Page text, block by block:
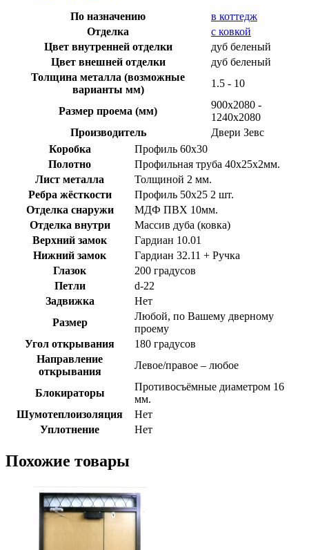
По назначению
в коттедж
Отделка
с ковкой
Цвет внутренней отделки
дуб беленый
Цвет внешней отделки
дуб беленый
Толщина металла (возможные
варианты мм)
1.5 - 10
Размер проема (мм)
900х2080 -
1240х2080
Производитель
Двери Зевс
Коробка
Профиль 60х30
Полотно
Профильная труба 40х25х2мм.
Лист металла
Толщиной 2 мм.
Ребра жёсткости
Профиль 50х25 2 шт.
Отделка снаружи
МДФ ПВХ 10мм.
Отделка внутри
Массив дуба (ковка)
Верхний замок
Гардиан 10.01
Нижний замок
Гардиан 32.11 + Ручка
Глазок
200 градусов
Петли
d-22
Задвижка
Нет
Размер
Любой, по Вашему дверному
проему
Угол открывания
180 градусов
Направление
открывания
Левое/правое – любое
Блокираторы
Противосъёмные диаметром 16
мм.
Шумотеплоизоляция
Нет
Уплотнение
Нет
Похожие товары